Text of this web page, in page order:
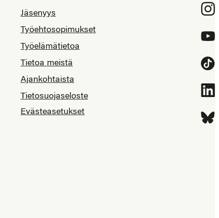
Jäsenyys
Työehtosopimukset
Työelämätietoa
Tietoa meistä
Ajankohtaista
Tietosuojaseloste
Evästeasetukset